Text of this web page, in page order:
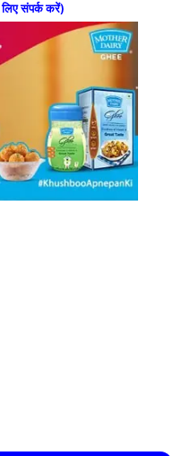
लिए संपर्क करें)